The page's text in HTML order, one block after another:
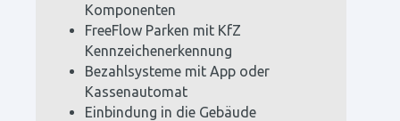
Komponenten
FreeFlow Parken mit KfZ
Kennzeichenerkennung
Bezahlsysteme mit App oder
Kassenautomat
Einbindung in die Gebäude